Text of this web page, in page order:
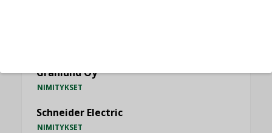
Granlund Oy
NIMITYKSET
Schneider Electric
NIMITYKSET